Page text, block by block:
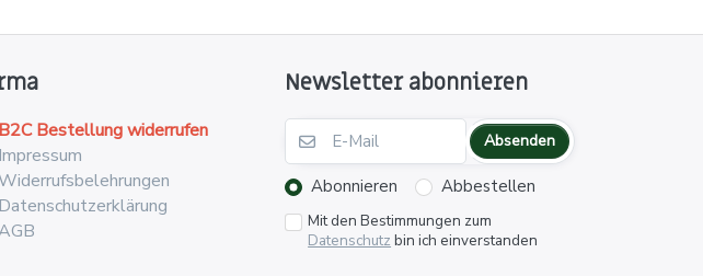
B2C Bestellung widerrufen
Impressum
Datenschutzerklärung
Newsletter abonnieren
Absenden
Abonnieren Abbestellen
Mit den Bestimmungen zum
Datenschutz bin ich einverstanden